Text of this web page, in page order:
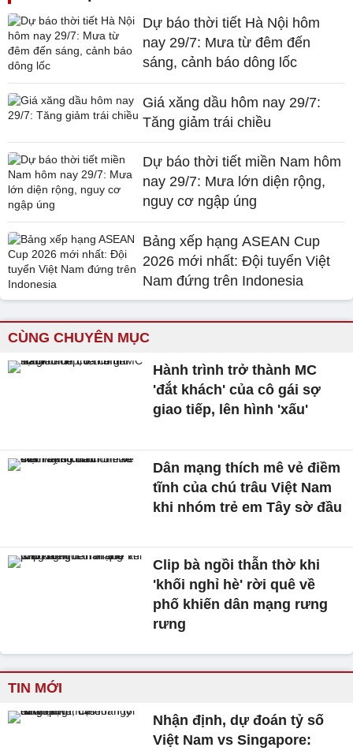
Dự báo thời tiết Hà Nội hôm
nay 29/7: Mưa từ đêm đến
sáng, cảnh báo dông lốc
Giá xăng dầu hôm nay 29/7:
Tăng giảm trái chiều
Dự báo thời tiết miền Nam hôm
nay 29/7: Mưa lớn diện rộng,
nguy cơ ngập úng
Bảng xếp hạng ASEAN Cup
2026 mới nhất: Đội tuyển Việt
Nam đứng trên Indonesia
CÙNG CHUYÊN MỤC
Hành trình trở thành MC
'đắt khách' của cô gái sợ
giao tiếp, lên hình 'xấu'
Dân mạng thích mê vẻ điềm
tĩnh của chú trâu Việt Nam
khi nhóm trẻ em Tây sờ đầu
Clip bà ngồi thẫn thờ khi
'khối nghỉ hè' rời quê về
phố khiến dân mạng rưng
rưng
TIN MỚI
Nhận định, dự đoán tỷ số
Việt Nam vs Singapore: